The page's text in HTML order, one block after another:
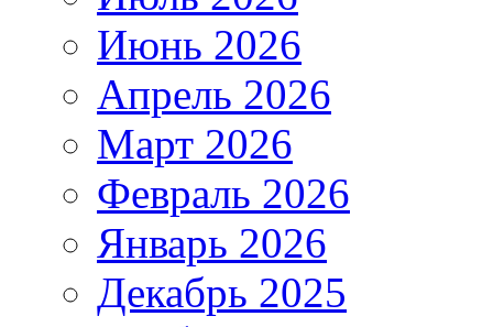
Июнь 2026
Апрель 2026
Март 2026
Февраль 2026
Январь 2026
Декабрь 2025